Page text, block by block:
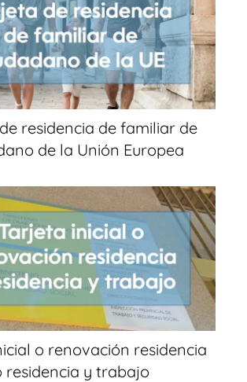
residencia de familiar de
de la Unión Europea
o renovación residencia
residencia y trabajo